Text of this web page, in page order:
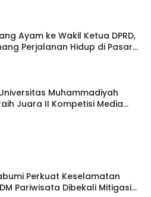
Ayam ke Wakil Ketua DPRD,
Perjalanan Hidup di Pasar
Muhammadiyah
Juara II Kompetisi Media
Digital Tingkat Internasional
Perkuat Keselamatan
Pariwisata Dibekali Mitigasi